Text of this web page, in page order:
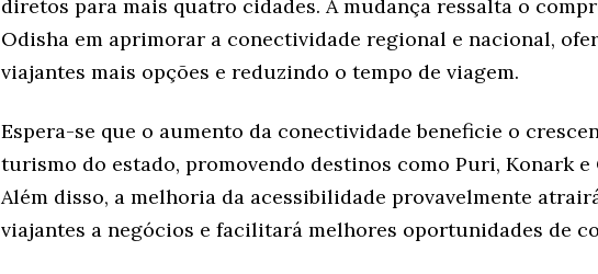
diretos para mais quatro cidades. A mudança ressalta o
Odisha em aprimorar a conectividade regional e nacional,
viajantes mais opções e reduzindo o tempo de viagem.
Espera-se que o aumento da conectividade beneficie o
turismo do estado, promovendo destinos como Puri, Konark e
Além disso, a melhoria da acessibilidade provavelmente
viajantes a negócios e facilitará melhores oportunidades de